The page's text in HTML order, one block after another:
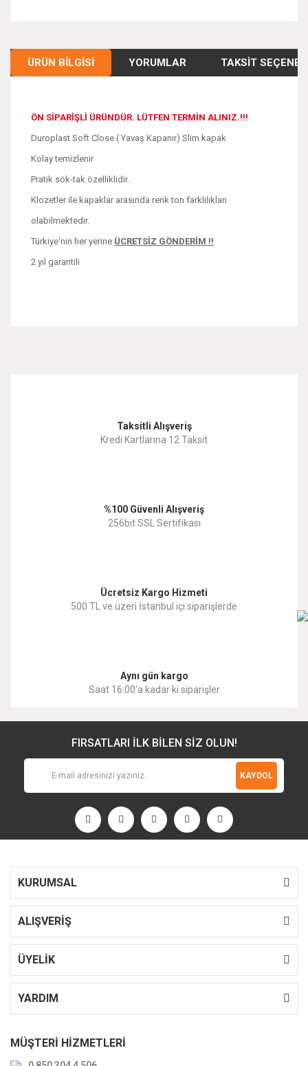
ÜRÜN BILGISI YORUMLAR TAKSIT
ÖN SİPARİŞLİ ÜRÜNDÜR. LÜTFEN TERMİN ALINIZ.!!!
Duroplast Soft Close ( Yavaş Kapanır) Slim kapak
Kolay temizlenir
Pratik sök-tak özelliklidir.
Klozetler ile kapaklar arasında renk ton farklılıkları
olabilmektedir.
Türkiye'nin her yerine ÜCRETSİZ GÖNDERİM !!
2 yıl garantili
Ürün resmi kalitesiz, bozuk veya görüntülenemiyor.
Ürün fiyatı diğer sitelerden daha pahalı.
Taksitli Alışveriş
Kredi Kartlarına 12 Taksit
%100 Güvenli Alışveriş
256bit SSL Sertifikası
Ücretsiz Kargo Hizmeti
500 TL ve üzeri İstanbul içi siparişlerde
Aynı gün kargo
Saat 16:00'a kadar ki siparişler
FIRSATLARI İLK BİLEN SİZ OLUN!
KAYDOL
KURUMSAL
ALIŞVERİŞ
ÜYELİK
YARDIM
MÜŞTERİ HİZMETLERİ